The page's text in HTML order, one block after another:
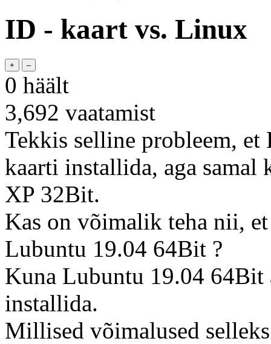
ID - kaart vs. Linux
0 häält
3,692 vaatamist
Tekkis selline probleem,
kaarti installida, aga samal
XP 32Bit.
Kas on võimalik teha nii,
Lubuntu 19.04 64Bit ?
Kuna Lubuntu 19.04
installida.
Millised võimalused